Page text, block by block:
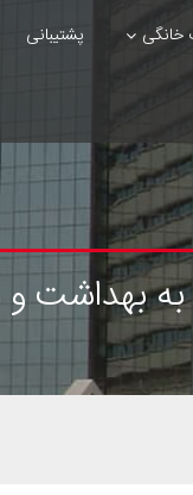
خانگی پشتیبانی
به بهداشت